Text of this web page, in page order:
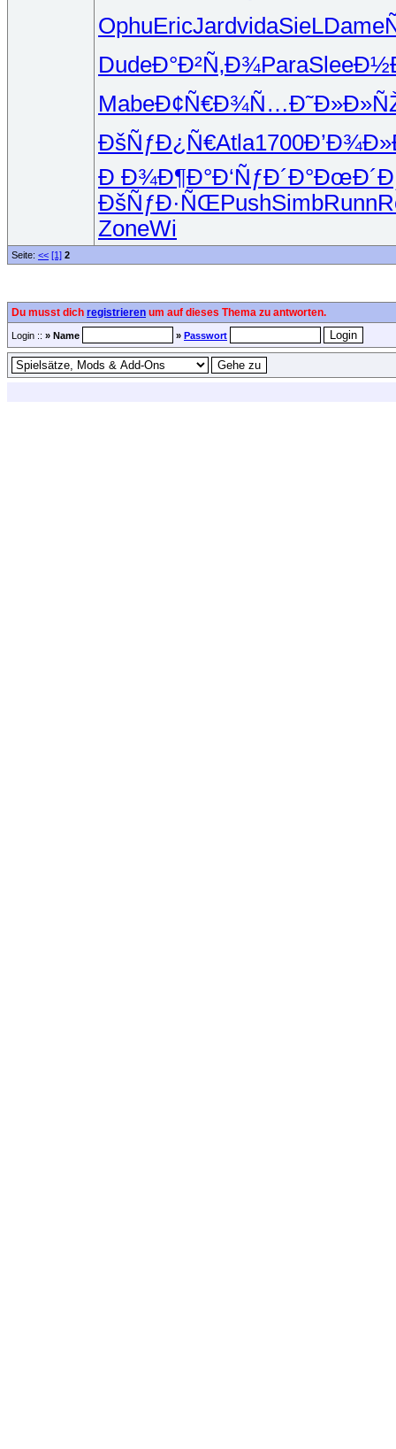
OphuEricJardvidaSieLDame
DudeÐ°Ð²Ñ‚Ð¾ParaSlee
MabeÐ¢Ñ€Ð¾Ñ…
ÐšÑƒÐ¿Ñ€Atla1700
Ð Ð¾Ð¶Ð°Ð‘ÑƒÐ´Ð°
ÐšÑƒÐ·ÑŒPushSimbRunn
ZoneWi
Seite: << [1] 2
Du musst dich registrieren um auf dieses Thema zu antworten.
Login :: » Name » Passwort